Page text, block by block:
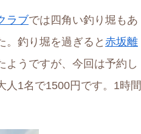
ラブでは四角い釣り堀もあ
。釣り堀を過ぎると 赤坂離
ようですが、今回は予約し
人1名で1500円です。1時間